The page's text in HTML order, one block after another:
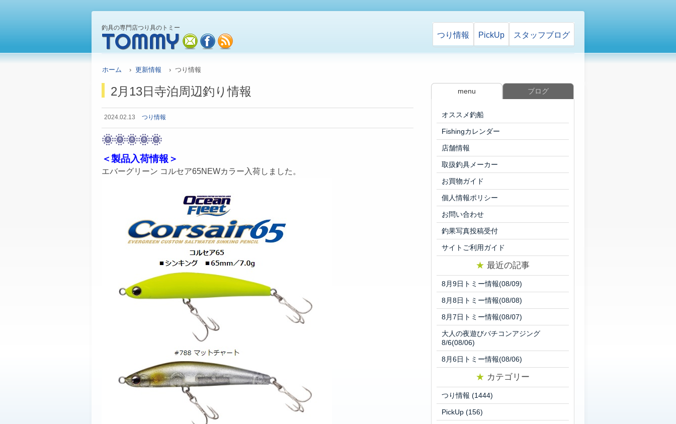
釣具の専門店つり具のトミー
TOMMY mail facebook
つり情報 PickUp スタッフブログ
ホーム › 更新情報 › つり情報
2月13日寺泊周辺釣り情報
2024.02.13 つり情報
🌞🌞🌞🌞🌞
＜製品入荷情報＞
エバーグリーン コルセア65NEWカラー入荷しました。
menu ブログ
オススメ釣船
Fishingカレンダー
店舗情報
取扱釣具メーカー
お買物ガイド
個人情報ポリシー
お問い合わせ
釣果写真投稿受付
サイトご利用ガイド
★ 最近の記事
8月9日トミー情報(08/09)
8月8日トミー情報(08/08)
8月7日トミー情報(08/07)
大人の夜遊びバチコンアジング
8/6(08/06)
8月6日トミー情報(08/06)
★ カテゴリー
つり情報 (1444)
PickUp (156)